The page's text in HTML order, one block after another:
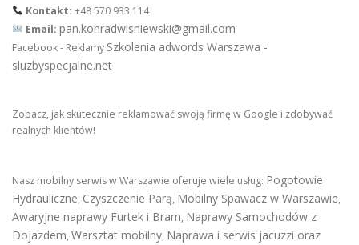
Kontakt: +48 570 933 114
Email: pan.konradwisniewski@gmail.com
Facebook - Reklamy Szkolenia adwords Warszawa -
sluzbyspecjalne.net
Zobacz, jak skutecznie reklamować swoją firmę w Google i zdobywać
realnych klientów!
Nasz mobilny serwis w Warszawie oferuje wiele usług: Pogotowie
Hydrauliczne, Czyszczenie Parą, Mobilny Spawacz w Warszawie,
Awaryjne naprawy Furtek i Bram, Naprawy Samochodów z
Dojazdem, Warsztat mobilny, Naprawa i serwis jacuzzi oraz